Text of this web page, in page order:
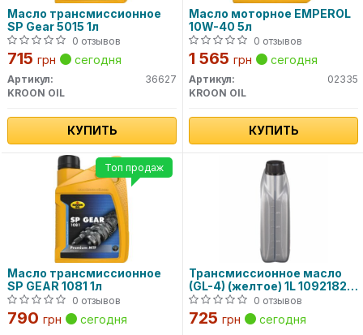
Масло трансмиссионное
SP Gear 5015 1л
0 отзывов
715 грн сегодня
Артикул:
36627
KROON OIL
КУПИТЬ
Масло моторное EMPEROL
10W-40 5л
0 отзывов
1 565 грн сегодня
Артикул:
02335
KROON OIL
КУПИТЬ
Масло трансмиссионное
SP GEAR 1081 1л
0 отзывов
790 грн сегодня
Топ продаж
Трансмиссионное масло
(GL-4) (желтое) 1L 10921829
SWAG
0 отзывов
725 грн сегодня